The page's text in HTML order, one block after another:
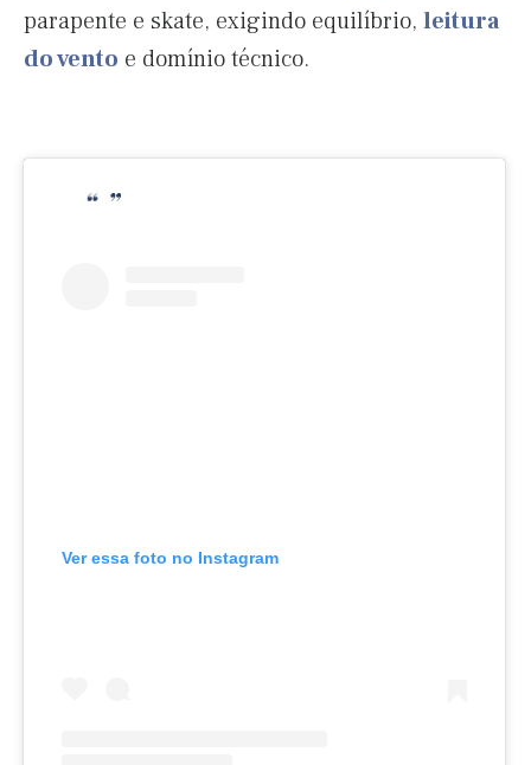
parapente e skate, exigindo equilíbrio, leitura
do vento e domínio técnico.
Ver essa foto no Instagram